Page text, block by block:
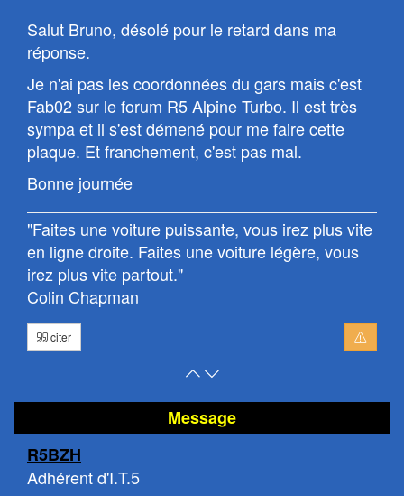
Salut Bruno, désolé pour le retard dans ma
réponse.
Je n'ai pas les coordonnées du gars mais c'est
Fab02 sur le forum R5 Alpine Turbo. Il est très
sympa et il s'est démené pour me faire cette
plaque. Et franchement, c'est pas mal.
Bonne journée
"Faites une voiture puissante, vous irez plus vite
en ligne droite. Faites une voiture légère, vous
irez plus vite partout."
Colin Chapman
citer
Retour
haut
de
Atteindre
bas
de
Message
R5BZH
Adhérent d'I.T.5